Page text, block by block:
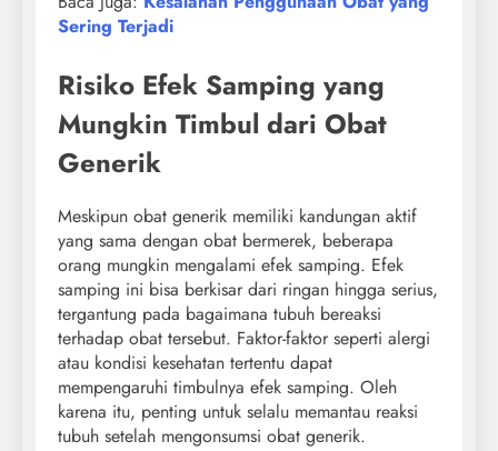
Sering Terjadi
Risiko Efek Samping yang
Mungkin Timbul dari Obat
Generik
Meskipun obat generik memiliki kandungan aktif
yang sama dengan obat bermerek, beberapa
orang mungkin mengalami efek samping. Efek
samping ini bisa berkisar dari ringan hingga serius,
tergantung pada bagaimana tubuh bereaksi
terhadap obat tersebut. Faktor-faktor seperti alergi
atau kondisi kesehatan tertentu dapat
mempengaruhi timbulnya efek samping. Oleh
karena itu, penting untuk selalu memantau reaksi
tubuh setelah mengonsumsi obat generik.